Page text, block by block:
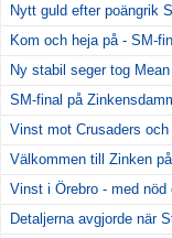
Nytt guld efter poängrik
Kom och heja på - SM-
Ny stabil seger tog
SM-final på
Vinst mot Crusaders
Välkommen till Zinken
Vinst i Örebro - med nöd
Detaljerna avgjorde när